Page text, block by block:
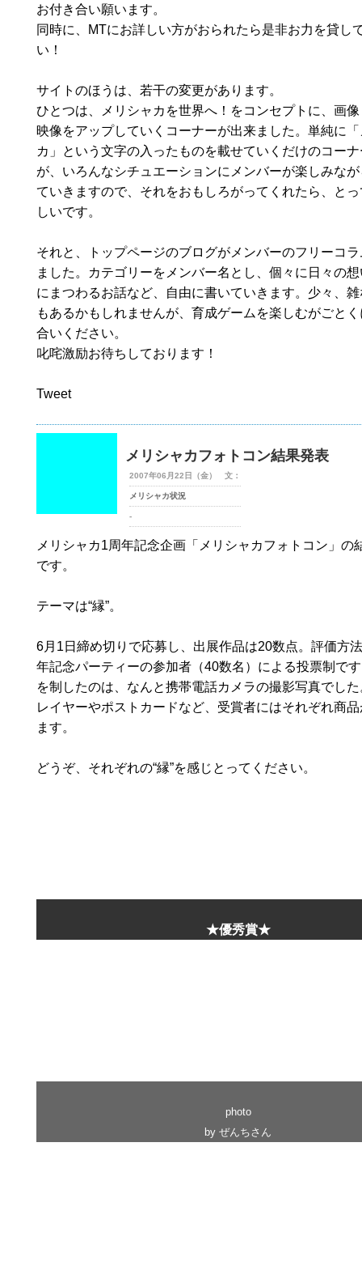
お付き合い願います。
同時に、MTにお詳しい方がおられたら是非お力を貸し
い！
サイトのほうは、若干の変更があります。
ひとつは、メリシャカを世界へ！をコンセプトに、画
映像をアップしていくコーナーが出来ました。単純に
カ」という文字の入ったものを載せていくだけのコー
が、いろんなシチュエーションにメンバーが楽しみな
ていきますので、それをおもしろがってくれたら、と
しいです。
それと、トップページのブログがメンバーのフリーコ
ました。カテゴリーをメンバー名とし、個々に日々の
にまつわるお話など、自由に書いていきます。少々、
もあるかもしれませんが、育成ゲームを楽しむがごと
合いください。
叱咤激励お待ちしております！
Tweet
メリシャカフォトコン結果発表
2007年06月22日（金） 文：
メリシャカ状況
-
メリシャカ1周年記念企画「メリシャカフォトコン」の
です。
テーマは“縁”。
6月1日締め切りで応募し、出展作品は20数点。評価方
年記念パーティーの参加者（40数名）による投票制で
を制したのは、なんと携帯電話カメラの撮影写真でし
レイヤーやポストカードなど、受賞者にはそれぞれ商
ます。
どうぞ、それぞれの“縁”を感じとってください。
★優秀賞★
photo
by ぜんちさん